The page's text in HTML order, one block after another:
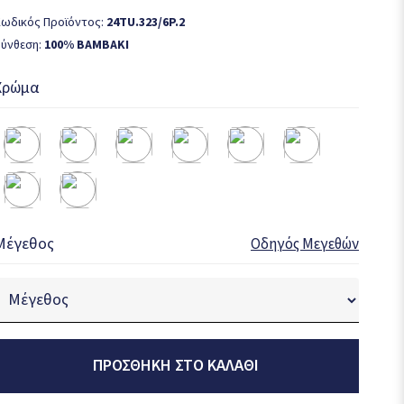
Προϊόντος: 24TU.323/6P.2
100% ΒΑΜΒΑΚΙ
Οδηγός Μεγεθών
ΠΡΟΣΘΉΚΗ ΣΤΟ ΚΑΛΆΘΙ